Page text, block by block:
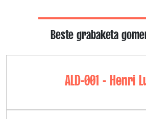
Beste grabaketa
ALD-001 - Henri